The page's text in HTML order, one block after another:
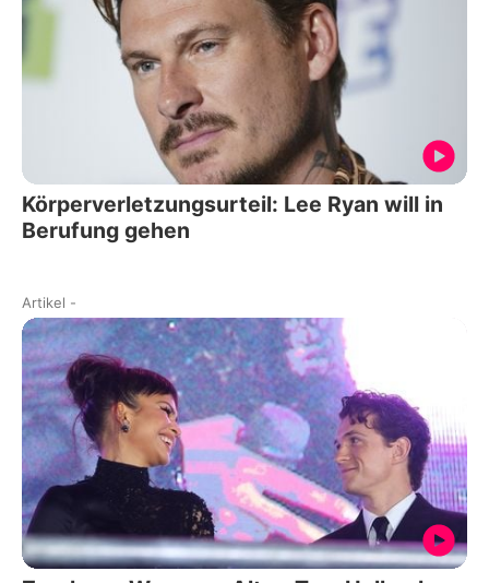
Körperverletzungsurteil: Lee Ryan will in
Berufung gehen
Artikel -